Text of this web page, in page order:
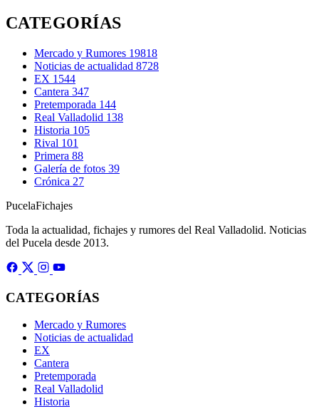
CATEGORÍAS
Mercado y Rumores 19818
Noticias de actualidad 8728
EX 1544
Cantera 347
Pretemporada 144
Real Valladolid 138
Historia 105
Rival 101
Primera 88
Galería de fotos 39
Crónica 27
PucelaFichajes
Toda la actualidad, fichajes y rumores del Real Valladolid. Noticias
del Pucela desde 2013.
CATEGORÍAS
Mercado y Rumores
Noticias de actualidad
EX
Cantera
Pretemporada
Real Valladolid
Historia